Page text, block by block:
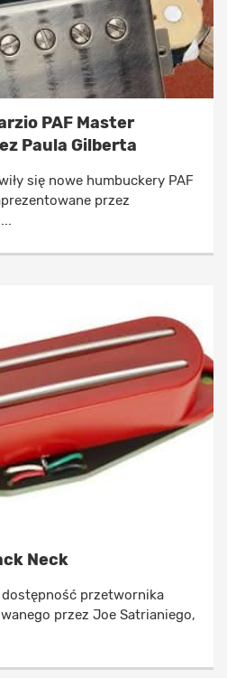
PAF Master
Paula Gilberta
się nowe humbuckery PAF
przez
Neck
dostępność przetwornika
przez Joe Satrianiego,